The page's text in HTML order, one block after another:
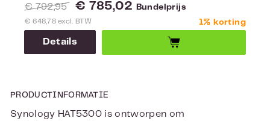
€ 792,95 € 785,02 Bundelprijs
€ 648,78 excl. BTW 1% korting
Details
PRODUCTINFORMATIE
Synology HAT5300 is ontworpen om